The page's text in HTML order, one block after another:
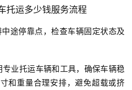
托运多少钱服务流程
途停靠点，检查车辆固定状态及
业托运车辆和工具，确保车辆稳
和重量合理安排，避免超载或挤